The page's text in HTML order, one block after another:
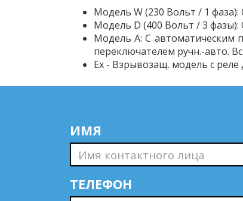
Модель W (230 Вольт / 1 фаза):
Модель D (400 Вольт / 3 фазы):
Модель A: С автоматическим
переключателем ручн.-авто.
Ex - Взрывозащ. модель с
ИМЯ
ТЕЛЕФОН